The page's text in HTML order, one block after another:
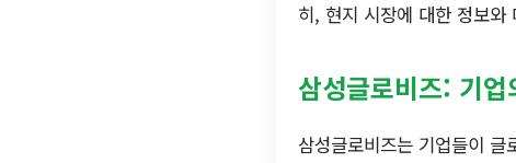
히, 현지 시장에 대한 정보와
삼성글로비즈: 기
삼성글로비즈는 기업들이